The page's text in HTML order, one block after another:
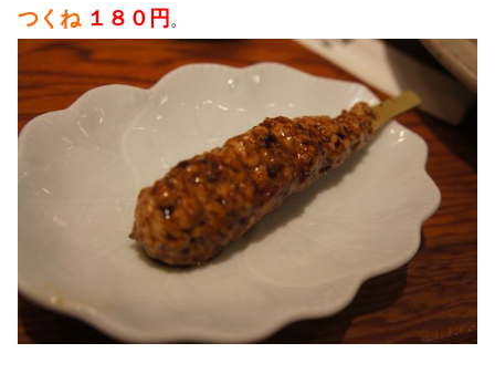
つくね １８０円 。